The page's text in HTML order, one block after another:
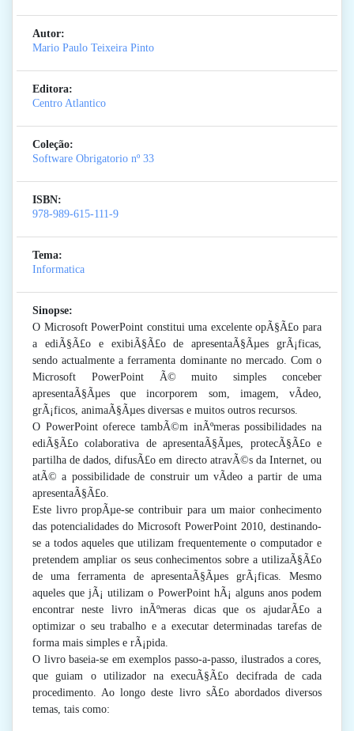
Autor:
Mario Paulo Teixeira Pinto
Editora:
Centro Atlantico
Coleção:
Software Obrigatorio nº 33
ISBN:
978-989-615-111-9
Tema:
Informatica
Sinopse:
O Microsoft PowerPoint constitui uma excelente opÃ§Ã£o para
a ediÃ§Ã£o e exibiÃ§Ã£o de apresentaÃ§Ãµes grÃ¡ficas,
sendo actualmente a ferramenta dominante no mercado. Com o
Microsoft PowerPoint Ã© muito simples conceber
apresentaÃ§Ãµes que incorporem som, imagem, vÃ­deo,
grÃ¡ficos, animaÃ§Ãµes diversas e muitos outros recursos.
O PowerPoint oferece tambÃ©m inÃºmeras possibilidades na
ediÃ§Ã£o colaborativa de apresentaÃ§Ãµes, protecÃ§Ã£o e
partilha de dados, difusÃ£o em directo atravÃ©s da Internet, ou
atÃ© a possibilidade de construir um vÃ­deo a partir de uma
apresentaÃ§Ã£o.
Este livro propÃµe-se contribuir para um maior conhecimento
das potencialidades do Microsoft PowerPoint 2010, destinando-
se a todos aqueles que utilizam frequentemente o computador e
pretendem ampliar os seus conhecimentos sobre a utilizaÃ§Ã£o
de uma ferramenta de apresentaÃ§Ãµes grÃ¡ficas. Mesmo
aqueles que jÃ¡ utilizam o PowerPoint hÃ¡ alguns anos podem
encontrar neste livro inÃºmeras dicas que os ajudarÃ£o a
optimizar o seu trabalho e a executar determinadas tarefas de
forma mais simples e rÃ¡pida.
O livro baseia-se em exemplos passo-a-passo, ilustrados a cores,
que guiam o utilizador na execuÃ§Ã£o decifrada de cada
procedimento. Ao longo deste livro sÃ£o abordados diversos
temas, tais como: